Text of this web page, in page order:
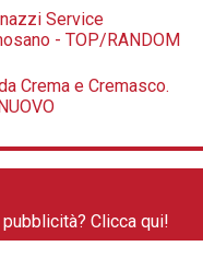
Clicca qui!